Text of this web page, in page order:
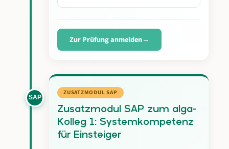
Zur Prüfung anmelden
SAP
ZUSATZMODUL SAP
Zusatzmodul SAP zum alga-
Kolleg 1: Systemkompetenz
für Einsteiger